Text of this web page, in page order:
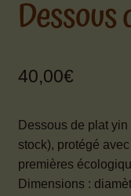
Mon compte
Contact
40,00€
Dessous de plat
stock), protégé
premières
Dimensions :